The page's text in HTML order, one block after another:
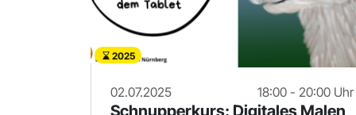
2025
02.07.2025 18:00 - 20:00 Uhr